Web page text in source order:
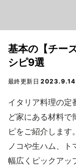
基本の【チー
シピ9選
最終更新日2023.9.14
イタリア料理の定
ど家にある材料で
ピをご紹介します
ノコや生ハム、ト
幅広くピックアッ